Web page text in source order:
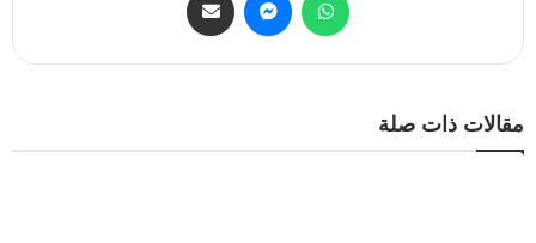
مقالات ذات صلة